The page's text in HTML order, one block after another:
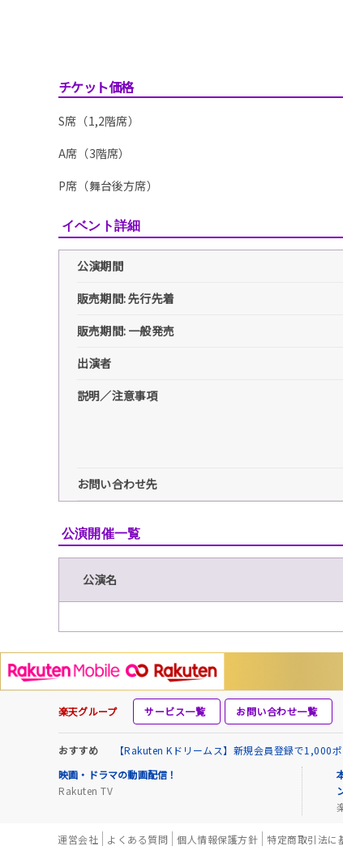
チケット価格
S席（1,2階席）
A席（3階席）
P席（舞台後方席）
イベント詳細
公演期間
販売期間: 先行先着
販売期間: 一般発売
出演者
説明／注意事項
お問い合わせ先
公演開催一覧
公演名
楽天グループ サービス一覧 お問い合わせ一覧
おすすめ
【Rakuten Kドリームス】新規会員登録で1,000
映画・ドラマの動画配信！
Rakuten TV
運営会社 よくある質問 個人情報保護方針 特定商取引法に